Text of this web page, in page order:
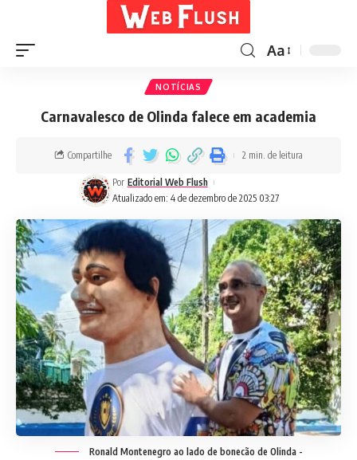
Aa
NOTÍCIAS
Carnavalesco de Olinda falece em academia
Atualizado em: 4 de dezembro de 2025 03:27
Por Editorial Web Flush
Compartilhe 2 min. de leitura
Ronald Montenegro ao lado de bonecão de Olinda -